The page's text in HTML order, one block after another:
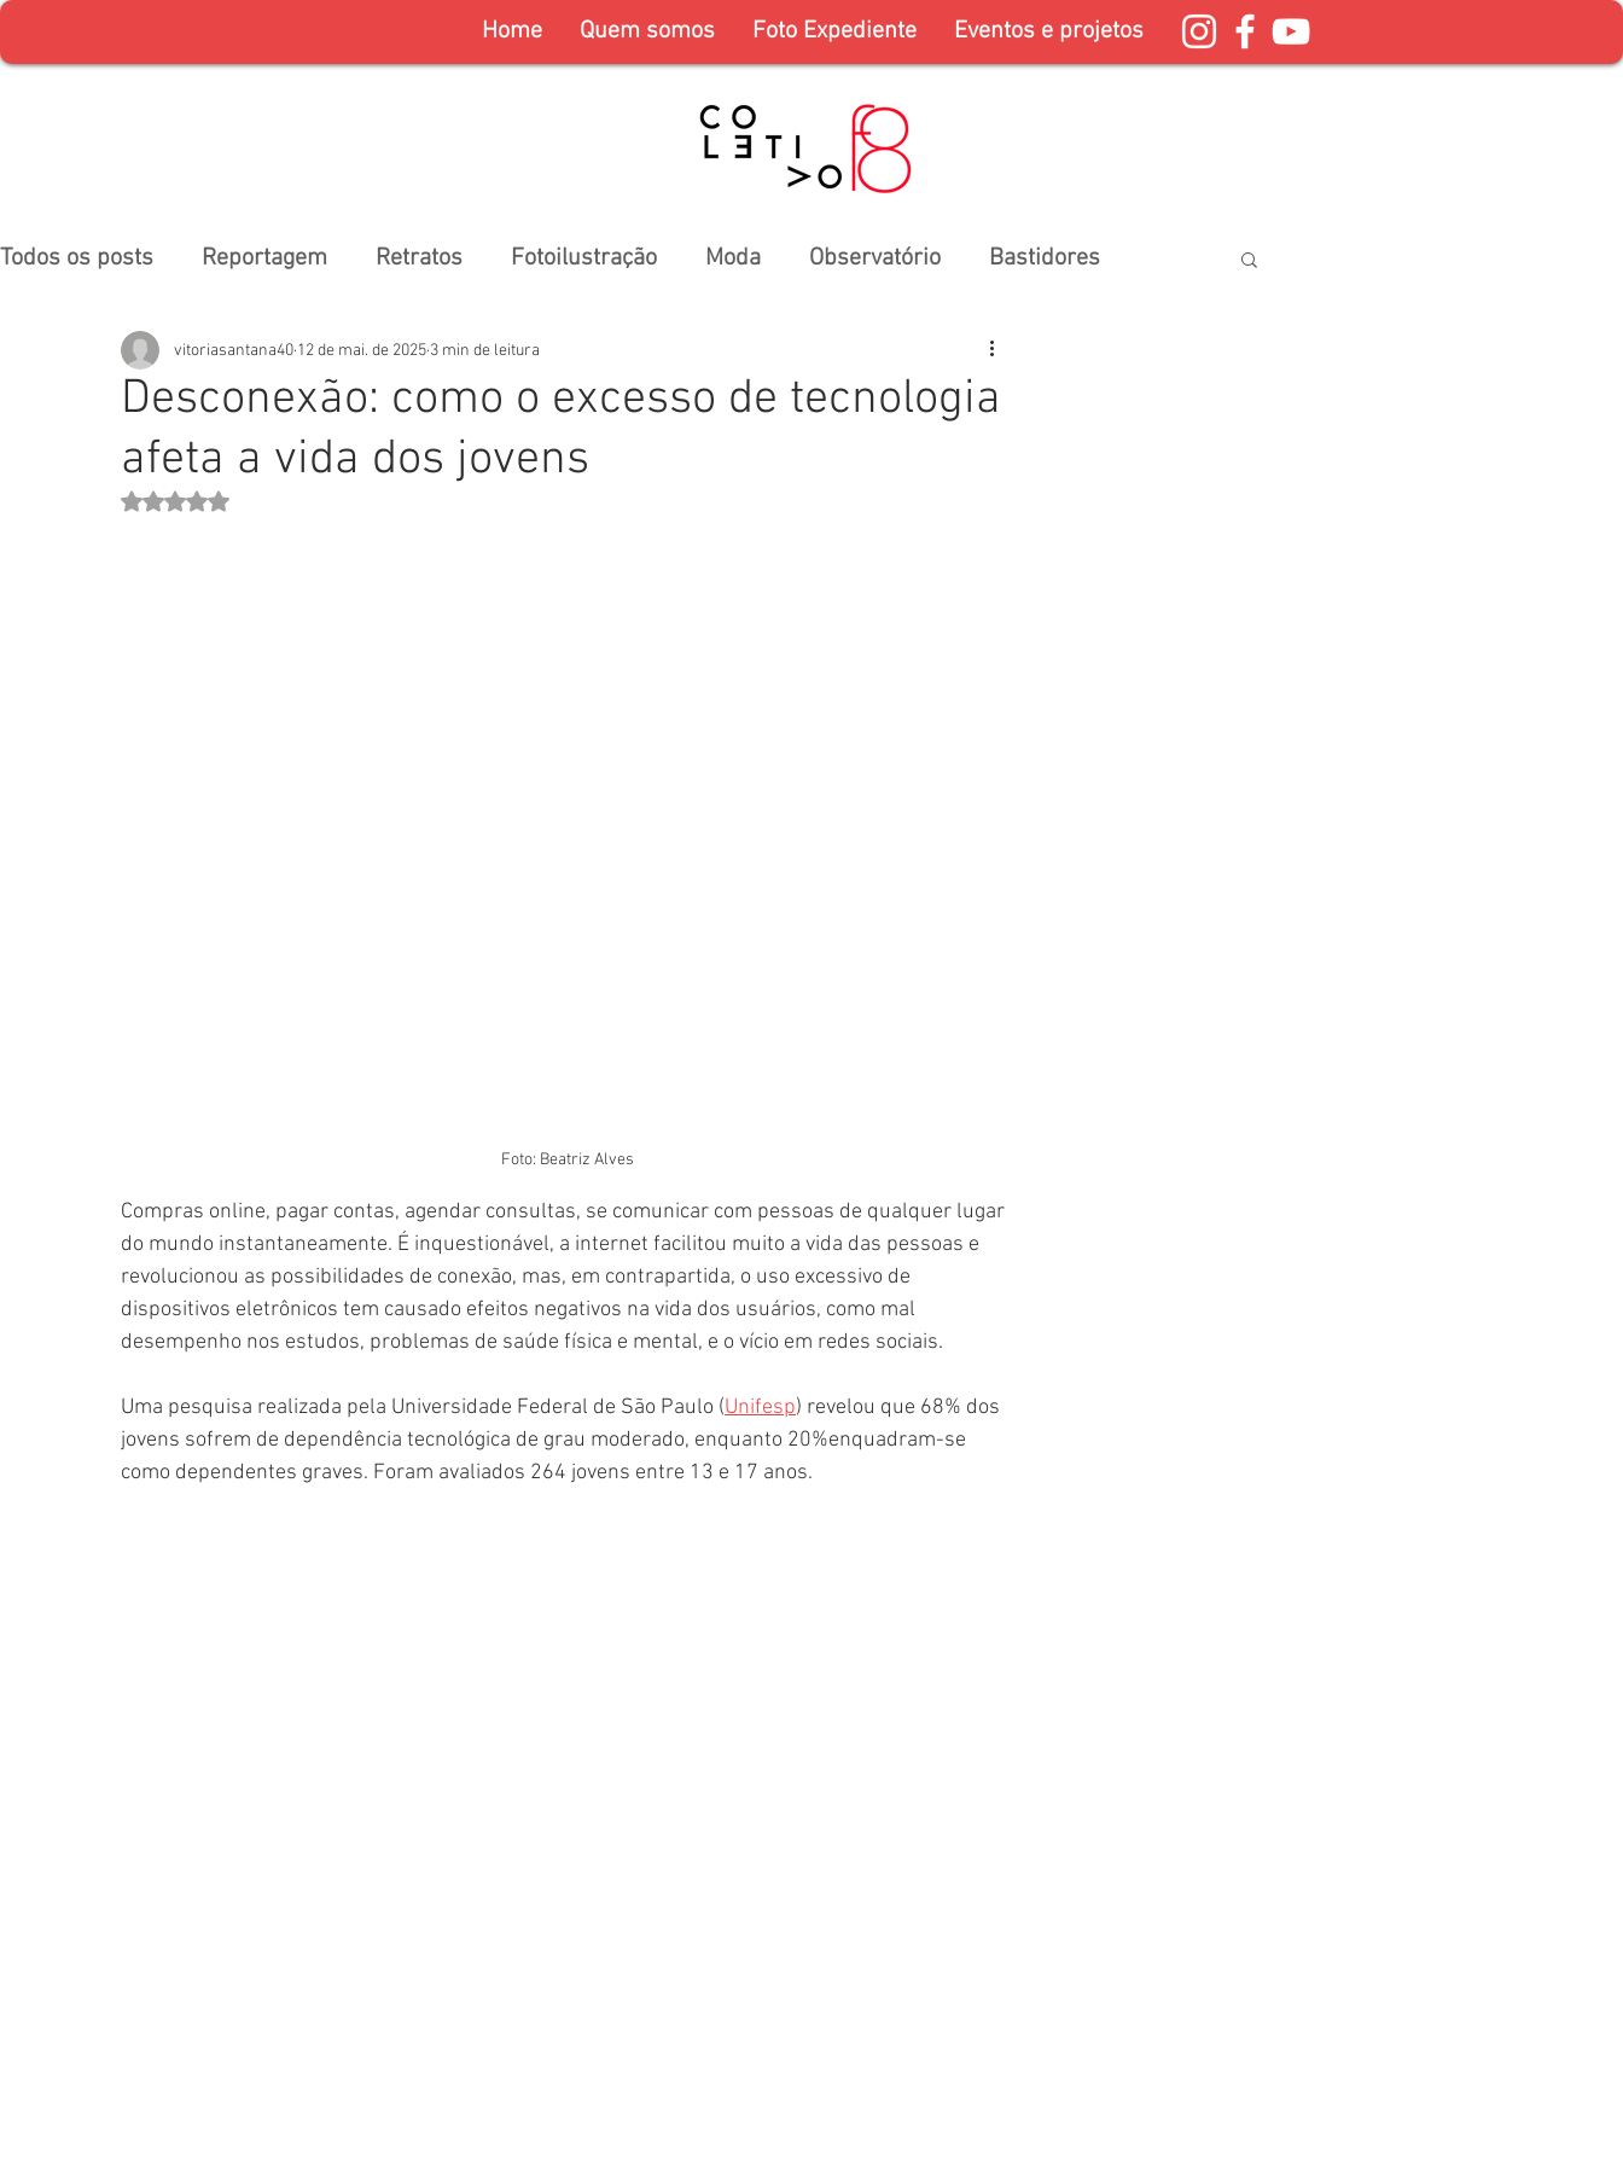
Home Quem somos Foto Expediente Eventos e projetos
Todos os posts Reportagem Retratos Fotoilustração Moda Observatório Bastidores
Desconexão: como o excesso de tecnologia
afeta a vida dos jovens
vitoriasantana40 12 de mai. de 2025 3 min de leitura
Avaliado com NaN de 5 estrelas.
Foto: Beatriz Alves
Compras online, pagar contas, agendar consultas, se comunicar com pessoas de qualquer lugar
do mundo instantaneamente. É inquestionável, a internet facilitou muito a vida das pessoas e
revolucionou as possibilidades de conexão, mas, em contrapartida, o uso excessivo de
dispositivos eletrônicos tem causado efeitos negativos na vida dos usuários, como mal
desempenho nos estudos, problemas de saúde física e mental, e o vício em redes sociais.
Uma pesquisa realizada pela Universidade Federal de São Paulo (Unifesp) revelou que 68% dos
jovens sofrem de dependência tecnológica de grau moderado, enquanto 20%enquadram-se
como dependentes graves. Foram avaliados 264 jovens entre 13 e 17 anos.